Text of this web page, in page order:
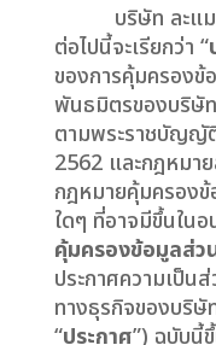
บริษัท ละแมน้
ต่อไปนี้จะเรียกว่า “
ของการคุ้มครองข้
พันธมิตรของบริษัท
ตามพระราชบัญญั
2562 และกฎหมา
กฎหมายคุ้มครอง
ใดๆ ที่อาจมีขึ้นใน
คุ้มครองข้อมูลส่ว
ประกาศความเป็น
ทางธุรกิจของบริษั
“ประกาศ”) ฉบับนี้